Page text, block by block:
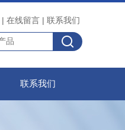
| 在线留言 | 联系我们
联系我们